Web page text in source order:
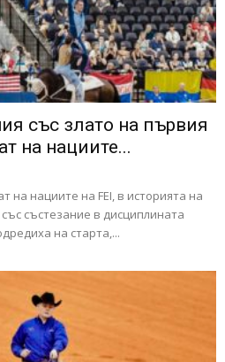
със злато на първия
на нациите...
нациите на FEI, в историята на
състезание в дисциплината
на старта,...